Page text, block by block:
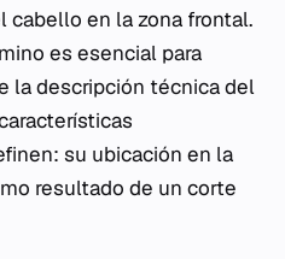
cabello en la zona frontal.
es esencial para
la descripción técnica del
su ubicación en la
resultado de un corte